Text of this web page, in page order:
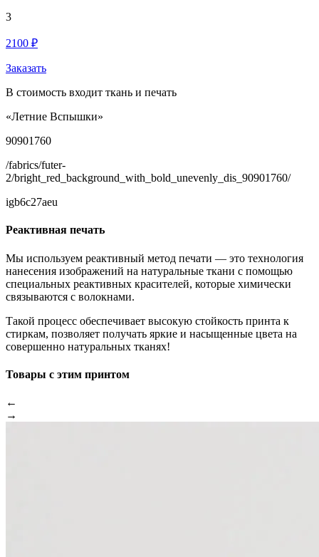
3
2100 ₽
Заказать
В стоимость входит ткань и печать
«Летние Вспышки»
90901760
/fabrics/futer-
2/bright_red_background_with_bold_unevenly_dis_90901760/
igb6c27aeu
Реактивная печать
Мы используем реактивный метод печати — это технология
нанесения изображений на натуральные ткани с помощью
специальных реактивных красителей, которые химически
связываются с волокнами.
Такой процесс обеспечивает высокую стойкость принта к
стиркам, позволяет получать яркие и насыщенные цвета на
совершенно натуральных тканях!
Товары с этим принтом
←
→